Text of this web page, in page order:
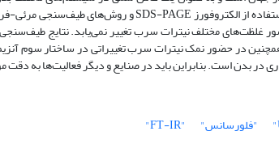
در حضور نمک نیترات سرب تغییراتی در ساختار سوم
در بدن است. بنابراین باید در صنایع و دیگر فعالیت‌ها به
"فلورسانس" "FT-IR"